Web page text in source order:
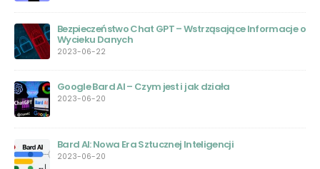
Bezpieczeństwo Chat GPT – Wstrząsające Informacje o
Wycieku Danych
2023-06-22
Google Bard AI – Czym jest i jak działa
2023-06-20
Bard AI: Nowa Era Sztucznej Inteligencji
2023-06-20